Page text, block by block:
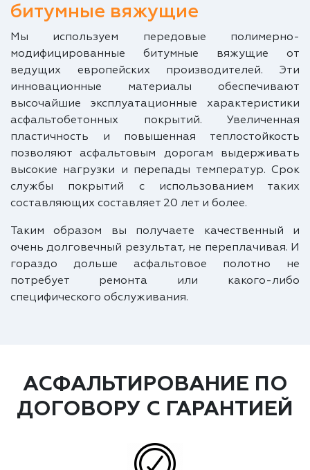
битумные вяжущие
Мы используем передовые полимерно-
модифицированные битумные вяжущие от
ведущих европейских производителей. Эти
инновационные материалы обеспечивают
высочайшие эксплуатационные характеристики
асфальтобетонных покрытий. Увеличенная
пластичность и повышенная теплостойкость
позволяют асфальтовым дорогам выдерживать
высокие нагрузки и перепады температур. Срок
службы покрытий с использованием таких
составляющих составляет 20 лет и более.
Таким образом вы получаете качественный и
очень долговечный результат, не переплачивая. И
гораздо дольше асфальтовое полотно не
потребует ремонта или какого-либо
специфического обслуживания.
АСФАЛЬТИРОВАНИЕ ПО
ДОГОВОРУ С ГАРАНТИЕЙ